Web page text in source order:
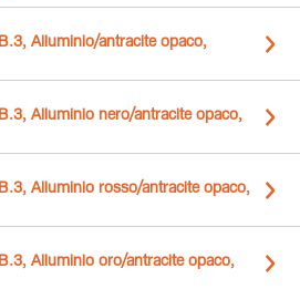
Alluminio/antracite opaco,
Alluminio nero/antracite opaco,
Alluminio rosso/antracite opaco,
Alluminio oro/antracite opaco,